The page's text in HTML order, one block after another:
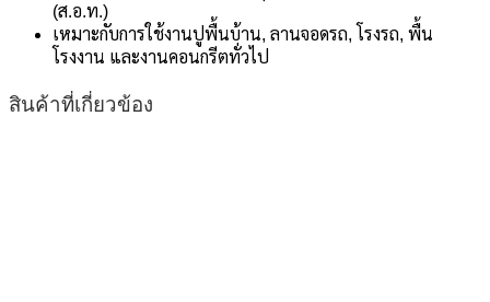
(ส.อ.ท.)
เหมาะกับการใช้งานปูพื้นบ้าน, ลานจอดรถ, โรงรถ, พื้น
โรงงาน และงานคอนกรีตทั่วไป
สินค้าที่เกี่ยวข้อง